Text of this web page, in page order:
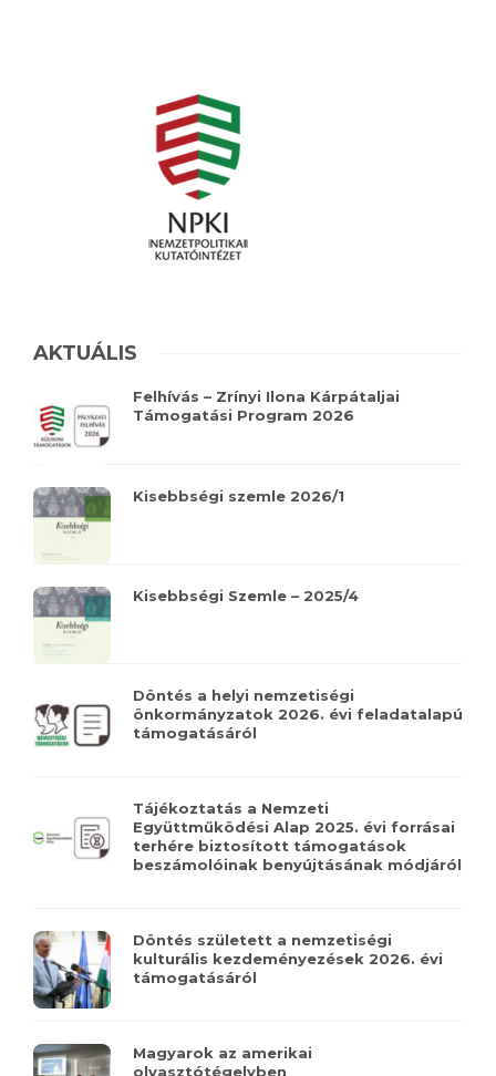
AKTUÁLIS
Felhívás – Zrínyi Ilona Kárpátaljai
Támogatási Program 2026
Kisebbségi szemle 2026/1
Kisebbségi Szemle – 2025/4
Döntés a helyi nemzetiségi
önkormányzatok 2026. évi feladatalapú
támogatásáról
Tájékoztatás a Nemzeti
Együttműködési Alap 2025. évi forrásai
terhére biztosított támogatások
beszámolóinak benyújtásának módjáról
Döntés született a nemzetiségi
kulturális kezdeményezések 2026. évi
támogatásáról
Magyarok az amerikai
olvasztótégelyben